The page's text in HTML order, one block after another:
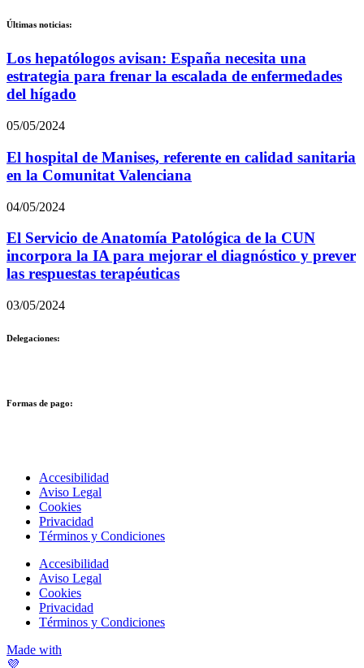
Últimas noticias:
Los hepatólogos avisan: España necesita una
estrategia para frenar la escalada de enfermedades
del hígado
05/05/2024
El hospital de Manises, referente en calidad sanitaria
en la Comunitat Valenciana
04/05/2024
El Servicio de Anatomía Patológica de la CUN
incorpora la IA para mejorar el diagnóstico y prever
las respuestas terapéuticas
03/05/2024
Delegaciones:
Formas de pago:
Accesibilidad
Aviso Legal
Cookies
Privacidad
Términos y Condiciones
Accesibilidad
Aviso Legal
Cookies
Privacidad
Términos y Condiciones
Made with
💜